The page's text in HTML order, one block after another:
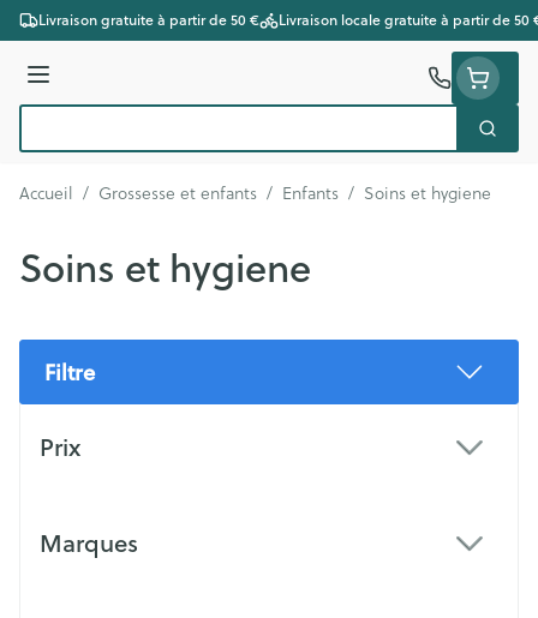
Aller au contenu
Livraison gratuite à partir de 50 € Livraison locale gratuite à partir de 50
Menu
Accueil / Grossesse et enfants / Enfants / Soins et hygiene
Soins et hygiene
Filtre
Prix
Marques